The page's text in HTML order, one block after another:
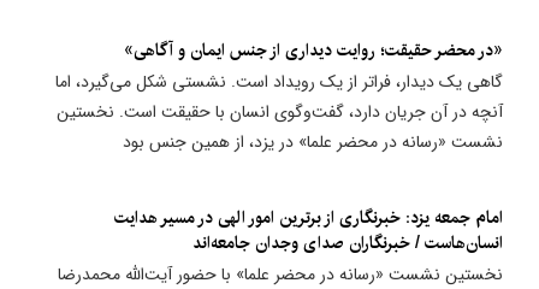
«در محضر حقیقت؛ روایت دیداری از جنس ایمان و آگاهی»
گاهی یک دیدار، فراتر از یک رویداد است. نشستی شکل می‌گیرد، اما
آنچه در آن جریان دارد، گفت‌وگوی انسان با حقیقت است. نخستین
نشست «رسانه در محضر علما» در یزد، از همین جنس بود
امام جمعه یزد: خبرنگاری از برترین امور الهی در مسیر هدایت
انسان‌هاست / خبرنگاران صدای وجدان جامعه‌اند
نخستین نشست «رسانه در محضر علما» با حضور آیت‌الله محمدرضا